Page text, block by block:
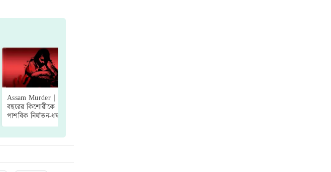
Assam Murder | ১৫
বছরের কিশোরীকে
পাশবিক নির্যাতন-ধর্ষণের
পরে হত্যা, অসমের ঘটনায়